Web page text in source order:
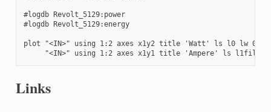
#logdb Revolt_5129:power
#logdb Revolt_5129:energy
plot "<IN>" using 1:2 axes x1y2 title 'Watt' ls l0 lw 0.5
"<IN>" using 1:2 axes x1y1 title 'Ampere' ls l1fill
Links